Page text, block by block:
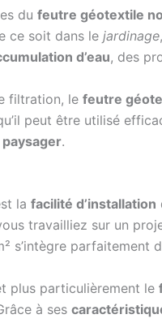
du feutre géotextile
ce soit dans le jardinage
d’eau, des
filtration, le feutre
peut être utilisé
.
la facilité d’installation
travailliez sur un
s’intègre parfaitement
plus particulièrement le
à ses